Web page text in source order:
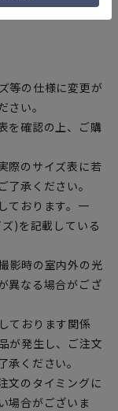
等の仕様に変更が
い。
を確認の上、ご購
際のサイズ表に若
承ください。
ております。一
)を記載している
影時の室内外の光
異なる場合がござ
ております関係
が発生し、ご注文
ください。
文のタイミングに
場合がございま